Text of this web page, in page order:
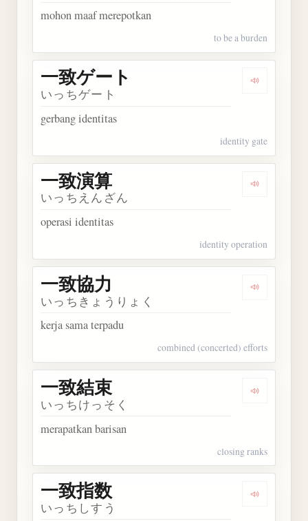
mohon maaf merepotkan
to be a burden
Dengarkan
一致ゲート
いっちゲート
gerbang identitas
identity gate
Dengarkan
一致演算
いっちえんざん
operasi identitas
identity operation
Dengarkan
一致協力
いっちきょうりょく
kerja sama terpadu
combined (concerted) efforts
Dengarkan
一致結束
いっちけっそく
merapatkan barisan
closing ranks
Dengarkan
一致指数
いっちしすう